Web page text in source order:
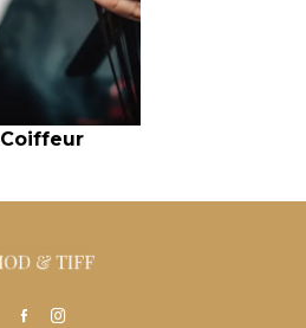
Coiffeur